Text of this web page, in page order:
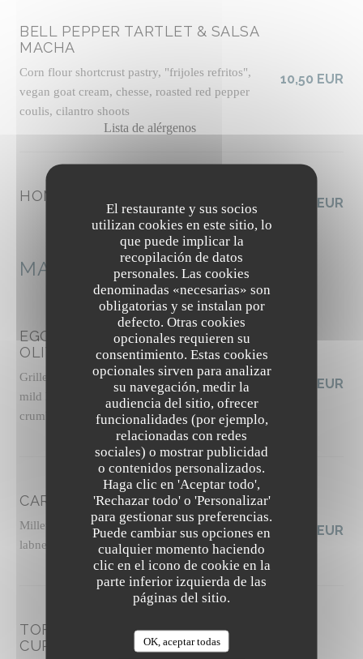
El restaurante y sus socios
utilizan cookies en este sitio, lo
que puede implicar la
recopilación de datos
personales. Las cookies
denominadas «necesarias» son
obligatorias y se instalan por
defecto. Otras cookies
opcionales requieren su
consentimiento. Estas cookies
opcionales sirven para analizar
su navegación, medir la
audiencia del sitio, ofrecer
funcionalidades (por ejemplo,
relacionadas con redes
sociales) o mostrar publicidad
o contenidos personalizados.
Haga clic en 'Aceptar todo',
'Rechazar todo' o 'Personalizar'
para gestionar sus preferencias.
Puede cambiar sus opciones en
cualquier momento haciendo
clic en el icono de cookie en la
parte inferior izquierda de las
páginas del sitio.
OK, aceptar todas
BELL PEPPER TARTLET & SALSA
MACHA
Corn flour shortcrust pastry, "frijoles refritos",
vegan goat cream, chesse, roasted red pepper
coulis, cilantro shoots
Lista de alérgenos
10,50 EUR
HOMEMADE SEEDS CRACKERS
Lista de alérgenos
3,50 EUR
MAINS
EGGPLANT CAPONATA WITH
OLIVES
Grilled panisse, slow-roasted tomato sauce with
mild harissa, basil pesto, pickled celery, pine nut
crumble, basil shoots
Lista de alérgenos
19,50 EUR
CARROTS FATTOUSH-STYLE
Millet tabbouleh with fresh herbs, vegan tahini
labneh, zhoug sauce, almond dukkah, socca crisps
Lista de alérgenos
19,00 EUR
TOFU "MALFATTI" WITH GREEN
CURRY
The Friendly Kitchen